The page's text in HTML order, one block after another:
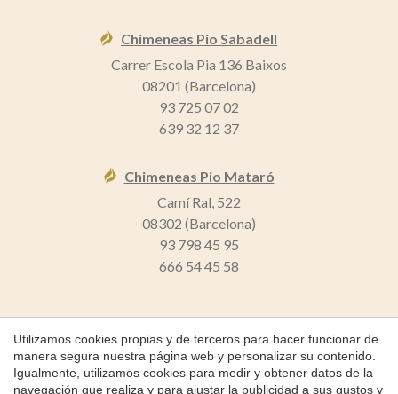
Chimeneas Pio Sabadell
Carrer Escola Pia 136 Baixos
08201 (Barcelona)
93 725 07 02
639 32 12 37
Chimeneas Pio Mataró
Camí Ral, 522
08302 (Barcelona)
93 798 45 95
666 54 45 58
Copyright 2026 © Chimeneas Pio
Utilizamos cookies propias y de terceros para hacer funcionar de
manera segura nuestra página web y personalizar su contenido.
Igualmente, utilizamos cookies para medir y obtener datos de la
navegación que realiza y para ajustar la publicidad a sus gustos y
Guardar configuración Aceptar todas